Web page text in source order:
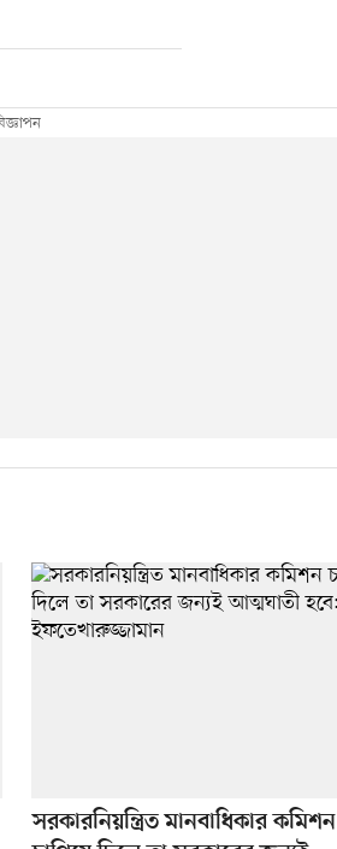
সরকারনিয়ন্ত্রিত মানবাধিকার কমিশন